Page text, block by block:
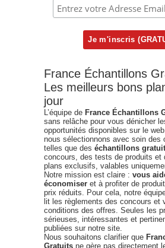
France Échantillons
Les meilleurs bons
jour
L’équipe de France Échantillons
sans relâche pour vous dénicher
opportunités disponibles sur le
nous sélectionnons avec soin des
telles que des échantillons
concours, des tests de produits et
plans exclusifs, valables
Notre mission est claire : vous
économiser et à profiter de
prix réduits. Pour cela, notre
lit les règlements des concours et
conditions des offres. Seules les
sérieuses, intéressantes et
publiées sur notre site.
Nous souhaitons clarifier que
Gratuits ne gère pas directement